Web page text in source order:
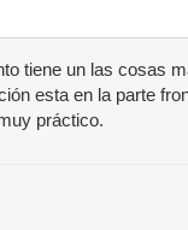
tiene un las cosas
esta en la parte
práctico.